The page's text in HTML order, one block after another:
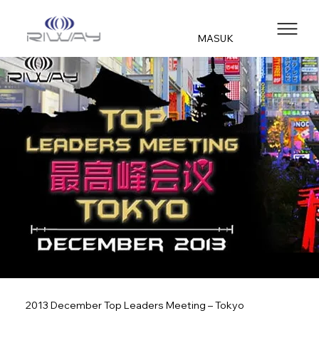
MASUK
2013 December Top Leaders Meeting – Tokyo